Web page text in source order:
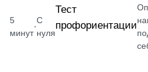
5
минут
·
С
нуля
Тест
профориентации